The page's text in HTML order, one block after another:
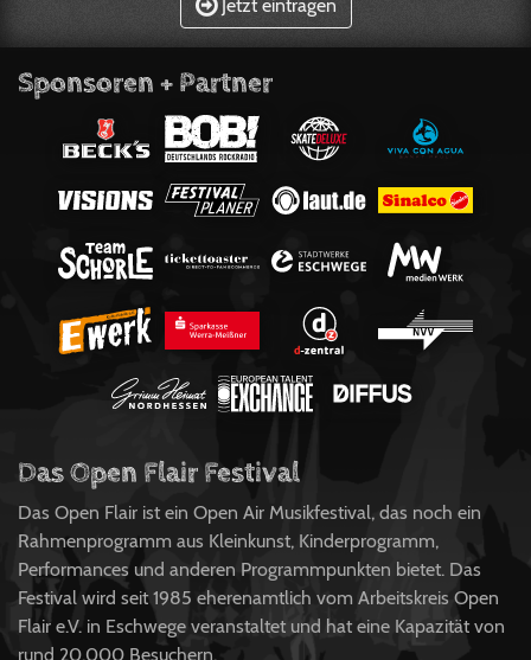
Jetzt eintragen
Sponsoren + Partner
Das Open Flair Festival
Das Open Flair ist ein Open Air Musikfestival, das noch ein
Rahmenprogramm aus Kleinkunst, Kinderprogramm,
Performances und anderen Programmpunkten bietet. Das
Festival wird seit 1985 eherenamtlich vom Arbeitskreis Open
Flair e.V. in Eschwege veranstaltet und hat eine Kapazität von
rund 20.000 Besuchern.